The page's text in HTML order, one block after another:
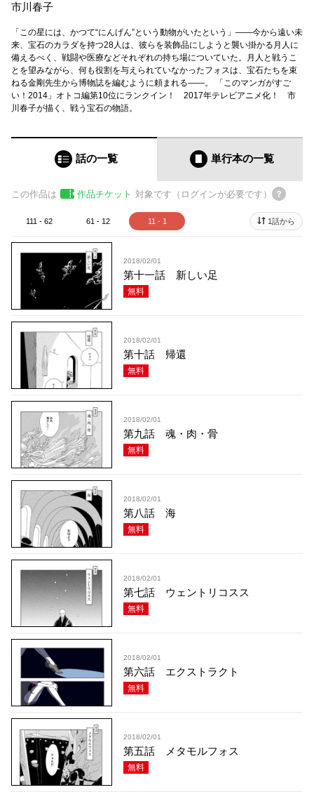
市川春子
「この星には、かつて“にんげん”という動物がいたという」――今から遠い未
来、宝石のカラダを持つ28人は、彼らを装飾品にしようと襲い掛かる月人に
備えるべく、戦闘や医療などそれぞれの持ち場についていた。月人と戦うこ
とを望みながら、何も役割を与えられていなかったフォスは、宝石たちを束
ねる金剛先生から博物誌を編むように頼まれる――。 「このマンガがすご
い！2014」オトコ編第10位にランクイン！ 2017年テレビアニメ化！ 市
川春子が描く、戦う宝石の物語。
話の一覧 単行本の一覧
この作品は 作品チケット 対象です（ログインが必要です）
111 - 62 61 - 12 11 - 1 1話から
2018/02/01
第十一話 新しい足
無料
2018/02/01
第十話 帰還
無料
2018/02/01
第九話 魂・肉・骨
無料
2018/02/01
第八話 海
無料
2018/02/01
第七話 ウェントリコスス
無料
2018/02/01
第六話 エクストラクト
無料
2018/02/01
第五話 メタモルフォス
無料